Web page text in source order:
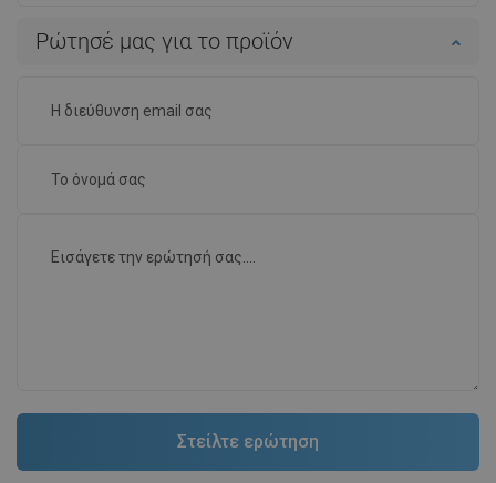
Ρώτησέ μας για το προϊόν